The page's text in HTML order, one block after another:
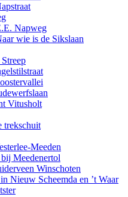
Napweg
wie is de Sikslaan
Vitusholt
trekschuit
Meeden
Meedenertol
Winschoten
Nieuw Scheemda en ’t Waar